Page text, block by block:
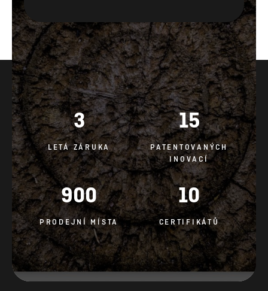
3
LETÁ ZÁRUKA
15
PATENTOVANÝCH
INOVACÍ
900
PRODEJNÍ MÍSTA
10
CERTIFIKÁTŮ
PRÁVNÍ POUČENÍ
POLITIKA OCHRANY SOUKROMÍ
ZÁSADY POUŽÍVÁNÍ SOUBORŮ COOKIE